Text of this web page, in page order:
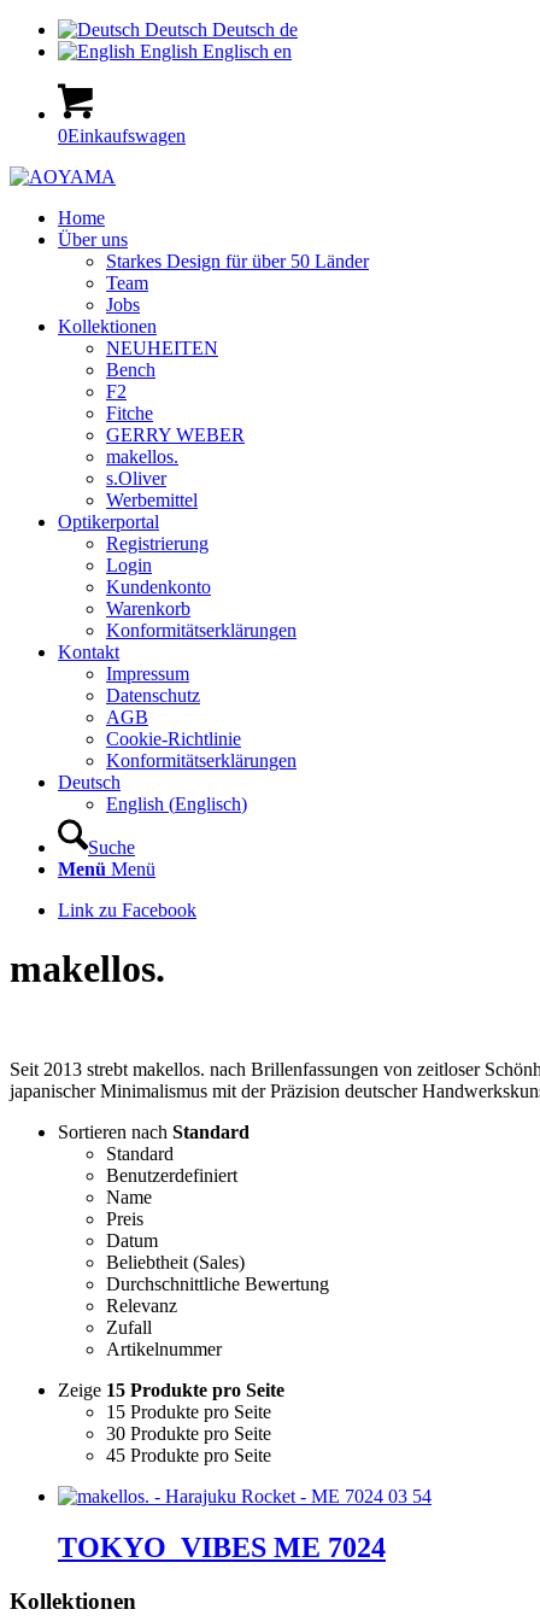
Deutsch Deutsch de
English Englisch en
0Einkaufswagen
Home
Über uns
Starkes Design für über 50 Länder
Team
Jobs
Kollektionen
NEUHEITEN
Bench
F2
Fitche
GERRY WEBER
makellos.
s.Oliver
Werbemittel
Optikerportal
Registrierung
Login
Kundenkonto
Warenkorb
Konformitätserklärungen
Kontakt
Impressum
Datenschutz
AGB
Cookie-Richtlinie
Konformitätserklärungen
Deutsch
English (Englisch)
Suche
Menü Menü
Link zu Facebook
makellos.
Seit 2013 strebt makellos. nach Brillenfassungen von zeitloser
japanischer Minimalismus mit der Präzision deutscher
Sortieren nach Standard
Standard
Benutzerdefiniert
Name
Preis
Datum
Beliebtheit (Sales)
Durchschnittliche Bewertung
Relevanz
Zufall
Artikelnummer
Zeige 15 Produkte pro Seite
15 Produkte pro Seite
30 Produkte pro Seite
45 Produkte pro Seite
TOKYO_VIBES ME 7024
Kollektionen